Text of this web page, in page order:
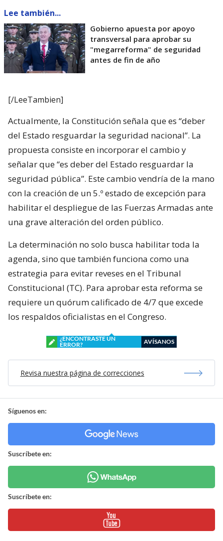
Lee también...
Gobierno apuesta por apoyo
transversal para aprobar su
"megarreforma" de seguridad
antes de fin de año
[/LeeTambien]
Actualmente, la Constitución señala que es “deber
del Estado resguardar la seguridad nacional”. La
propuesta consiste en incorporar el cambio y
señalar que “es deber del Estado resguardar la
seguridad pública”. Este cambio vendría de la mano
con la creación de un 5.º estado de excepción para
habilitar el despliegue de las Fuerzas Armadas ante
una grave alteración del orden público.
La determinación no solo busca habilitar toda la
agenda, sino que también funciona como una
estrategia para evitar reveses en el Tribunal
Constitucional (TC). Para aprobar esta reforma se
requiere un quórum calificado de 4/7 que excede
los respaldos oficialistas en el Congreso.
¿ENCONTRASTE UN
ERROR?
AVÍSANOS
Revisa nuestra página de correcciones
Síguenos en:
Suscríbete en:
Suscríbete en: